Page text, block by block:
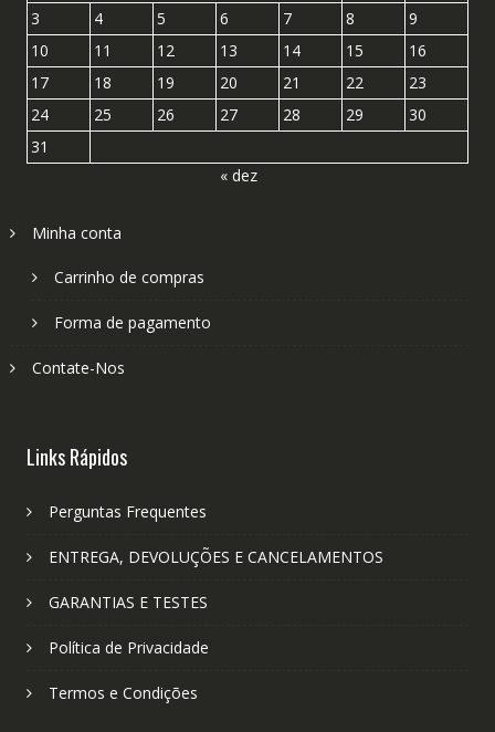
3
4 5 6 7 8
9
10
11 12 13 14 15
16
17
18 19 20 21 22
23
24
25 26 27 28 29
30
31
« dez
Minha conta
Carrinho de compras
Forma de pagamento
Contate-Nos
Links Rápidos
Perguntas Frequentes
ENTREGA, DEVOLUÇÕES E CANCELAMENTOS
GARANTIAS E TESTES
Política de Privacidade
Termos e Condições